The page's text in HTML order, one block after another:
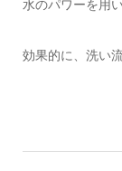
水のパワーを用
効果的に、洗い